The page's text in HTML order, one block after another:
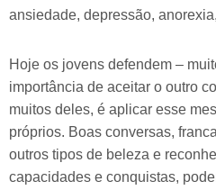
ansiedade, depressão,
Hoje os jovens defendem –
importância de aceitar o outro
muitos deles, é aplicar esse
próprios. Boas conversas,
outros tipos de beleza e
capacidades e conquistas,